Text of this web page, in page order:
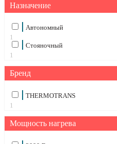
Назначение
Автономный
1
Стояночный
1
Бренд
THERMOTRANS
1
Мощность нагрева